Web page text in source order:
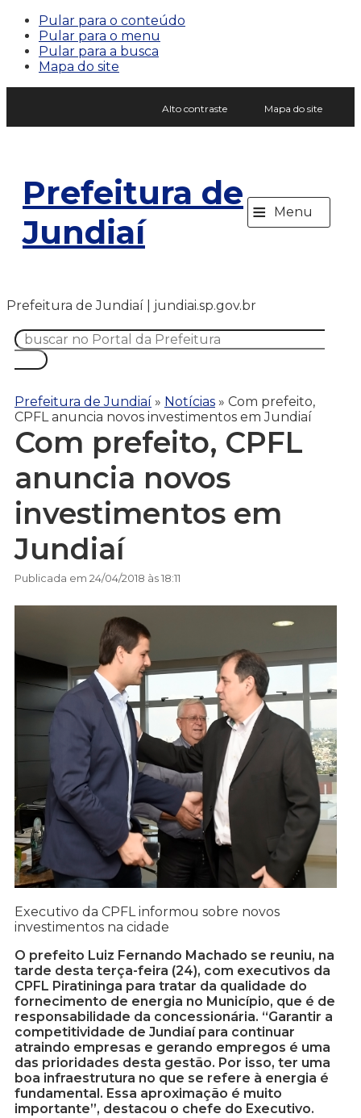
Pular para o conteúdo
Pular para o menu
Pular para a busca
Mapa do site
Alto contraste Mapa do site
Prefeitura de
Jundiaí
≡ Menu
Prefeitura de Jundiaí | jundiai.sp.gov.br
Prefeitura de Jundiaí » Notícias » Com prefeito,
CPFL anuncia novos investimentos em Jundiaí
Com prefeito, CPFL
anuncia novos
investimentos em
Jundiaí
Publicada em 24/04/2018 às 18:11
Executivo da CPFL informou sobre novos
investimentos na cidade
O prefeito Luiz Fernando Machado se reuniu, na
tarde desta terça-feira (24), com executivos da
CPFL Piratininga para tratar da qualidade do
fornecimento de energia no Município, que é de
responsabilidade da concessionária. “Garantir a
competitividade de Jundiaí para continuar
atraindo empresas e gerando empregos é uma
das prioridades desta gestão. Por isso, ter uma
boa infraestrutura no que se refere à energia é
fundamental. Essa aproximação é muito
importante”, destacou o chefe do Executivo.